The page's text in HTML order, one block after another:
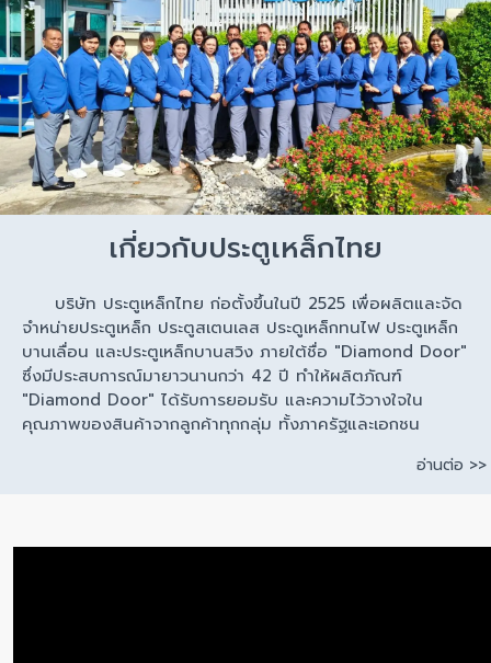
เกี่ยวกับประตูเหล็กไทย
บริษัท ประตูเหล็กไทย ก่อตั้งขึ้นในปี 2525 เพื่อผลิตและจัด
จำหน่ายประตูเหล็ก ประตูสเตนเลส ประดูเหล็กทนไฟ ประตูเหล็ก
บานเลื่อน และประตูเหล็กบานสวิง ภายใต้ชื่อ "Diamond Door"
ซึ่งมีประสบการณ์มายาวนานกว่า 42 ปี ทำให้ผลิตภัณฑ์
"Diamond Door" ได้รับการยอมรับ และความไว้วางใจใน
คุณภาพของสินค้าจากลูกค้าทุกกลุ่ม ทั้งภาครัฐและเอกชน
อ่านต่อ >>